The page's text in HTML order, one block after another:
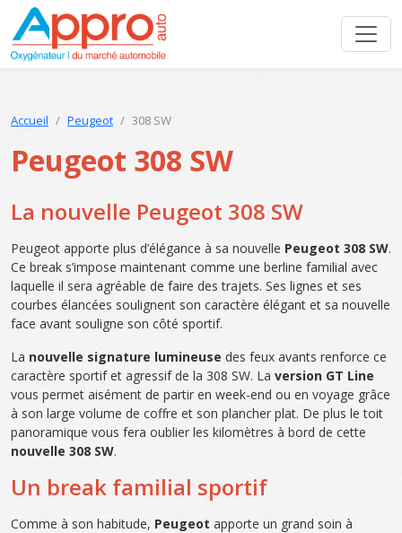
Accueil Peugeot 308 SW
Peugeot 308 SW
La nouvelle Peugeot 308 SW
Peugeot apporte plus d’élégance à sa nouvelle Peugeot 308 SW.
Ce break s’impose maintenant comme une berline familial avec
laquelle il sera agréable de faire des trajets. Ses lignes et ses
courbes élancées soulignent son caractère élégant et sa nouvelle
face avant souligne son côté sportif.
La nouvelle signature lumineuse des feux avants renforce ce
caractère sportif et agressif de la 308 SW. La version GT Line
vous permet aisément de partir en week-end ou en voyage grâce
à son large volume de coffre et son plancher plat. De plus le toit
panoramique vous fera oublier les kilomètres à bord de cette
nouvelle 308 SW.
Un break familial sportif
Comme à son habitude, Peugeot apporte un grand soin à